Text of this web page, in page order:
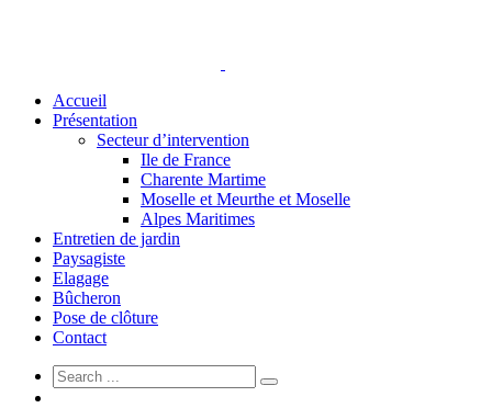
Accueil
Présentation
Secteur d’intervention
Ile de France
Charente Martime
Moselle et Meurthe et Moselle
Alpes Maritimes
Entretien de jardin
Paysagiste
Elagage
Bûcheron
Pose de clôture
Contact